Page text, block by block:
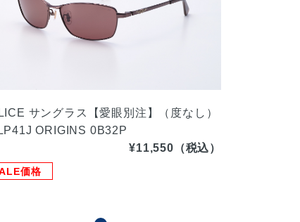
サングラス【愛眼別注】（度なし）
ORIGINS 0B32P
¥11,550（税込）
価格